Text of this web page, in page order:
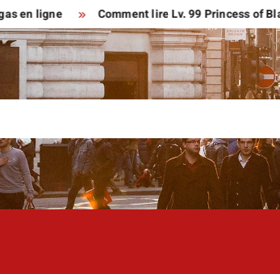
Comment lire Lv. 99 Princess of Black